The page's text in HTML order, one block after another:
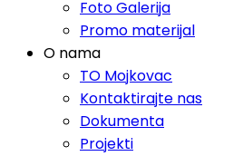
Foto Galerija
Promo materijal
O nama
TO Mojkovac
Kontaktirajte nas
Dokumenta
Projekti